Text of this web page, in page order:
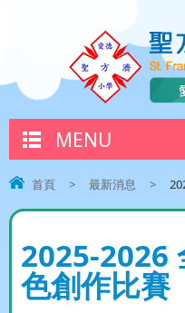
MENU
首頁 > 最新消息 >
2025-2026
色創作比賽